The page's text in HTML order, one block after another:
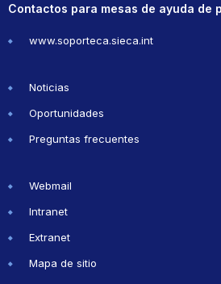
Contactos para mesas de ayuda de
www.soporteca.sieca.int
Noticias
Oportunidades
Preguntas frecuentes
Webmail
Intranet
Extranet
Mapa de sitio